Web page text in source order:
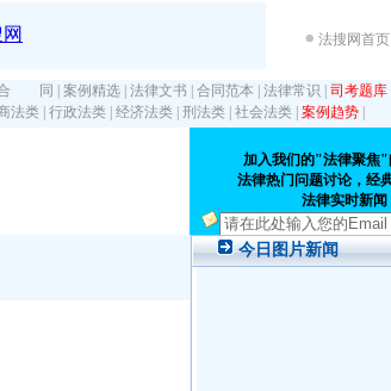
法搜网首页
同 案例精选 法律文书 合同范本 法律常识 司考题库
法类 行政法类 经济法类 刑法类 社会法类 案例趋势